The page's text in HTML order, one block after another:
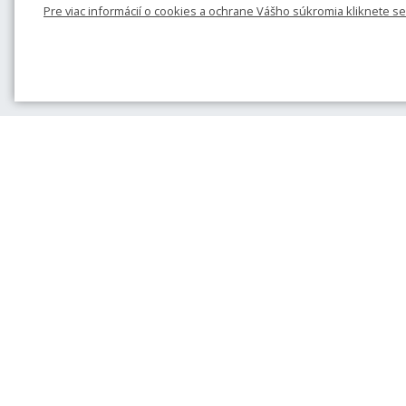
Pre viac informácií o cookies a ochrane Vášho súkromia kliknete